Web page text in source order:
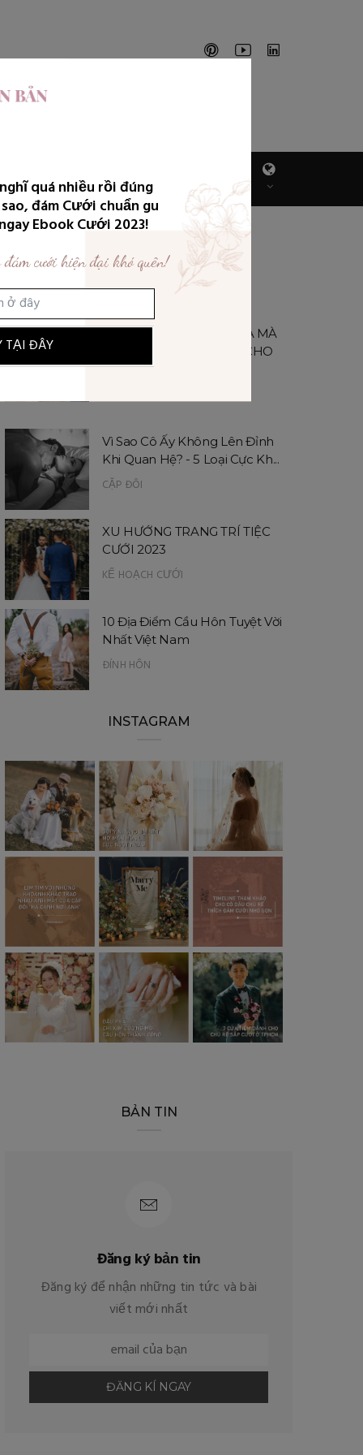
BÀI VIẾT PHỔ BIẾN
5 CONCEPT ĐẦY Ý NGHĨA MÀ
BẠN CÓ THỂ ÁP DỤNG CHO
BỘ ẢNH C...
Vì Sao Cô Ấy Không Lên Đỉnh
Khi Quan Hệ? - 5 Loại Cực Kh...
CẶP ĐÔI
XU HƯỚNG TRANG TRÍ TIỆC
CƯỚI 2023
KẾ HOẠCH CƯỚI
10 Địa Điểm Cầu Hôn Tuyệt Vời
Nhất Việt Nam
ĐÍNH HÔN
INSTAGRAM
BẢN TIN
Đăng ký bản tin
Đăng ký để nhận những tin tức và bài
viết mới nhất
quá nhiều rồi đúng
đám Cưới chuẩn gu
Ebook Cưới 2023!
cưới hiện đại khó quên!
TẠI ĐÂY